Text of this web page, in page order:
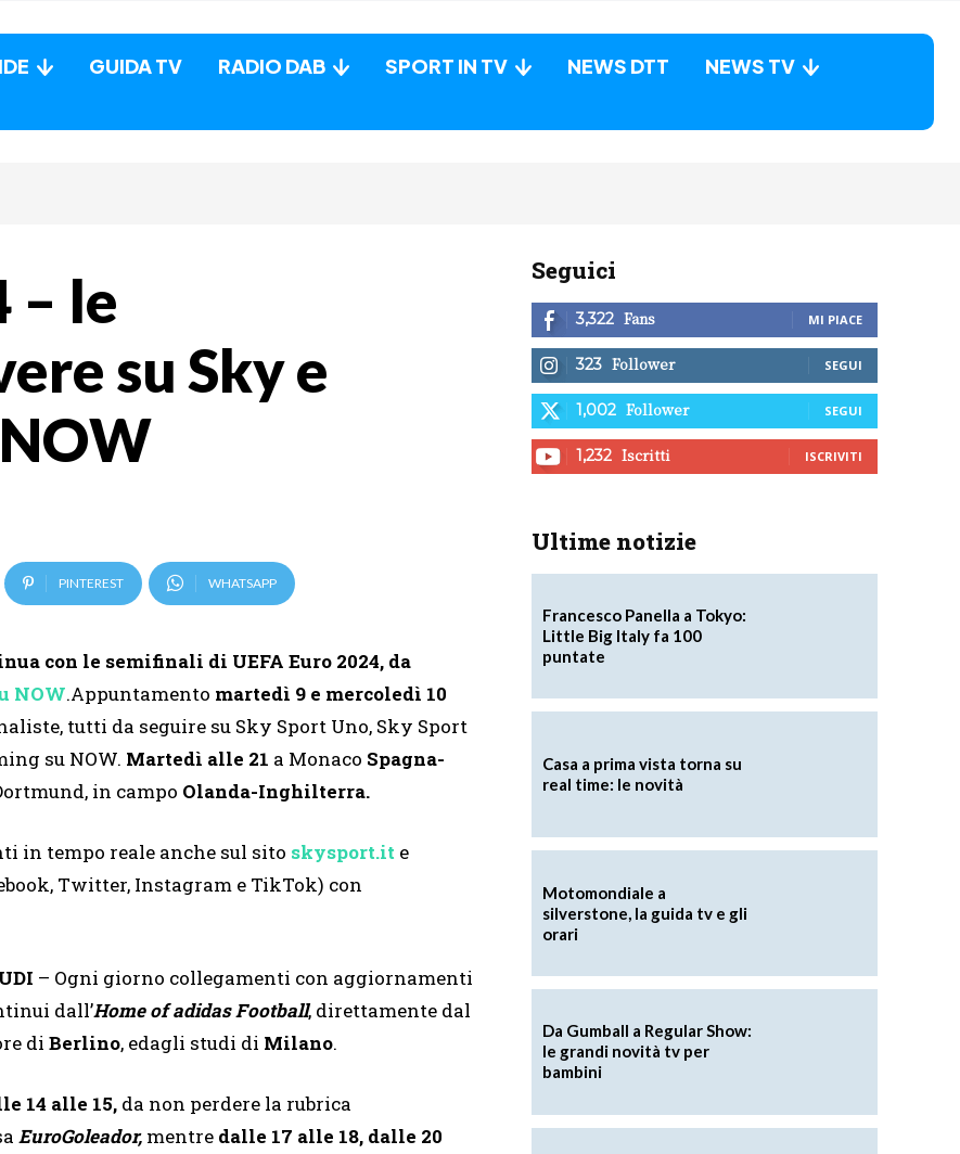
GUIDA TV RADIO DAB SPORT IN TV NEWS DTT
NEWS TV
– le
su Sky e
PINTEREST WHATSAPP
con le semifinali di UEFA Euro 2024, da
NOW.Appuntamento martedì 9 e mercoledì 10
tutti da seguire su Sky Sport Uno, Sky Sport
su NOW. Martedì alle 21 a Monaco Spagna-
in campo Olanda-Inghilterra.
in tempo reale anche sul sito skysport.it e
Twitter, Instagram e TikTok) con
– Ogni giorno collegamenti con aggiornamenti
dall’Home of adidas Football, direttamente dal
di Berlino, edagli studi di Milano.
14 alle 15, da non perdere la rubrica
EuroGoleador, mentre dalle 17 alle 18, dalle 20
Seguici
3,322 Fans MI PIACE
323 Follower SEGUI
1,002 Follower SEGUI
1,232 Iscritti ISCRIVITI
Ultime notizie
Francesco Panella a Tokyo:
Little Big Italy fa 100
puntate
Casa a prima vista torna su
real time: le novità
Motomondiale a
silverstone, la guida tv e gli
orari
Da Gumball a Regular Show:
le grandi novità tv per
bambini